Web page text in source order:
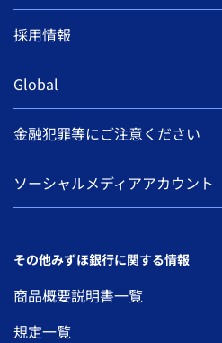
採用情報
Global
金融犯罪等にご注意ください
ソーシャルメディアアカウント
その他みずほ銀行に関する情報
商品概要説明書一覧
規定一覧